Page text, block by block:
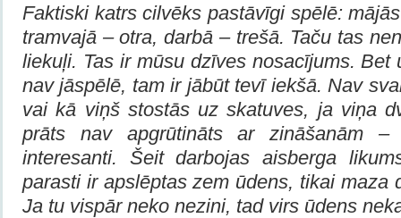
Faktiski katrs cilvēks pastāvīgi spēlē:
tramvajā – otra, darbā – trešā. Taču tas
liekuļi. Tas ir mūsu dzīves nosacījums. Bet
nav jāspēlē, tam ir jābūt tevī iekšā. Nav
vai kā viņš stostās uz skatuves, ja viņa
prāts nav apgrūtināts ar zināšanām
interesanti. Šeit darbojas aisberga
parasti ir apslēptas zem ūdens, tikai maza
Ja tu vispār neko nezini, tad virs ūdens